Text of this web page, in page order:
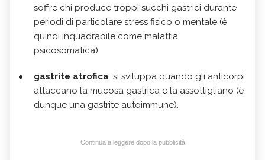
soffre chi produce troppi succhi gastrici durante
periodi di particolare stress fisico o mentale (è
quindi inquadrabile come malattia
psicosomatica);
gastrite atrofica: si sviluppa quando gli anticorpi
attaccano la mucosa gastrica e la assottigliano (è
dunque una gastrite autoimmune).
Continua a leggere dopo la pubblicità